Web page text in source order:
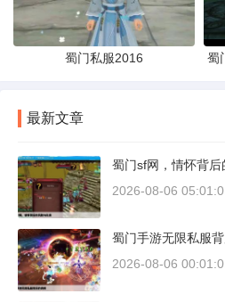
蜀门私服2016 蜀
最新文章
蜀门sf网，情怀背后
2026-08-06
蜀门手游无限私服
2026-08-06